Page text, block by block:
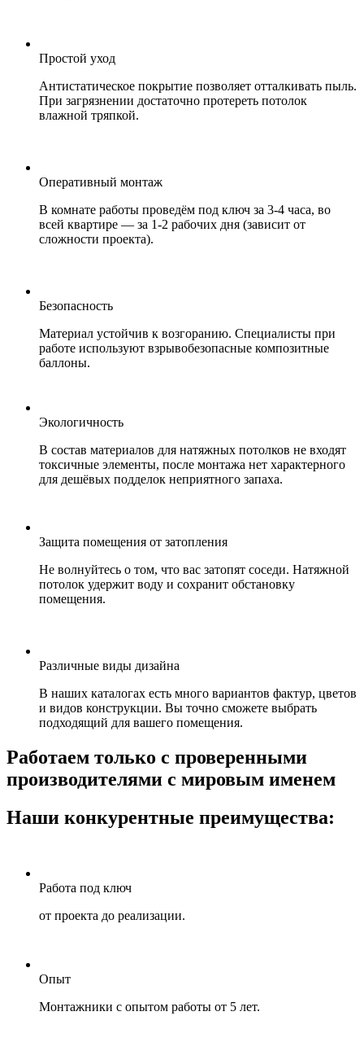
Простой уход
Антистатическое покрытие позволяет отталкивать пыль.
При загрязнении достаточно протереть потолок
влажной тряпкой.
Оперативный монтаж
В комнате работы проведём под ключ за 3-4 часа, во
всей квартире — за 1-2 рабочих дня (зависит от
сложности проекта).
Безопасность
Материал устойчив к возгоранию. Специалисты при
работе используют взрывобезопасные композитные
баллоны.
Экологичность
В состав материалов для натяжных потолков не входят
токсичные элементы, после монтажа нет характерного
для дешёвых подделок неприятного запаха.
Защита помещения от затопления
Не волнуйтесь о том, что вас затопят соседи. Натяжной
потолок удержит воду и сохранит обстановку
помещения.
Различные виды дизайна
В наших каталогах есть много вариантов фактур, цветов
и видов конструкции. Вы точно сможете выбрать
подходящий для вашего помещения.
Работаем только с проверенными
производителями с мировым именем
Наши конкурентные преимущества:
Работа под ключ
от проекта до реализации.
Опыт
Монтажники с опытом работы от 5 лет.